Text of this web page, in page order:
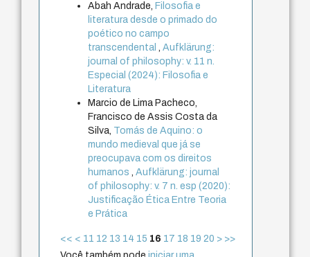
Abah Andrade, Filosofia e
literatura desde o primado do
poético no campo
transcendental,Aufklärung:
journal of philosophy: v. 11 n.
Especial (2024): Filosofia e
Literatura
Marcio de Lima Pacheco,
Francisco de Assis Costa da
Silva, Tomás de Aquino: o
mundo medieval que já se
preocupava com os direitos
humanos,Aufklärung: journal
of philosophy: v. 7 n. esp (2020):
Justificação Ética Entre Teoria
e Prática
<< < 11 12 13 14 15 16 17 18 19 20 > >>